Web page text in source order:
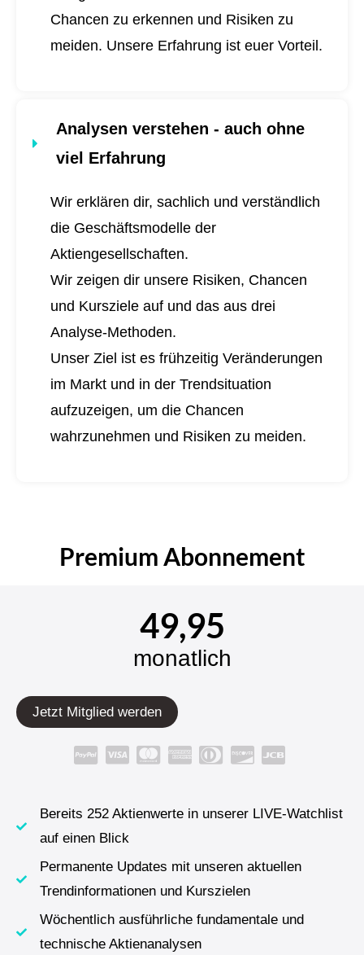
Chancen zu erkennen und Risiken zu
meiden. Unsere Erfahrung ist euer Vorteil.
Analysen verstehen - auch ohne
viel Erfahrung
Wir erklären dir, sachlich und verständlich
die Geschäftsmodelle der
Aktiengesellschaften.
Wir zeigen dir unsere Risiken, Chancen
und Kursziele auf und das aus drei
Analyse-Methoden.
Unser Ziel ist es frühzeitig Veränderungen
im Markt und in der Trendsituation
aufzuzeigen, um die Chancen
wahrzunehmen und Risiken zu meiden.
Premium Abonnement
49,95
monatlich
Jetzt Mitglied werden
Bereits 252 Aktienwerte in unserer LIVE-Watchlist
auf einen Blick
Permanente Updates mit unseren aktuellen
Trendinformationen und Kurszielen
Wöchentlich ausführliche fundamentale und
technische Aktienanalysen